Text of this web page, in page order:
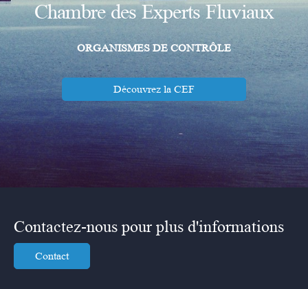
Chambre des Experts Fluviaux
ORGANISMES DE CONTRÔLE
Découvrez la CEF
Contactez-nous pour plus d'informations
Contact